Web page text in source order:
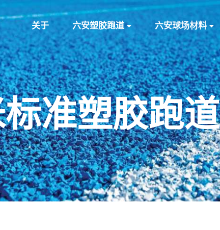
关于 六安塑胶跑道 六安球场材料
准塑胶跑道